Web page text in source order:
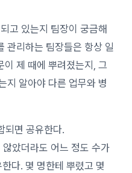
고 있는지 팀장이 궁금해
관리하는 팀장들은 항상 일
이 제 때에 뿌려졌는지, 그
지 알아야 다른 업무와 병
되면 공유한다.
았더라도 어느 정도 수가
다. 몇 명한테 뿌렸고 몇